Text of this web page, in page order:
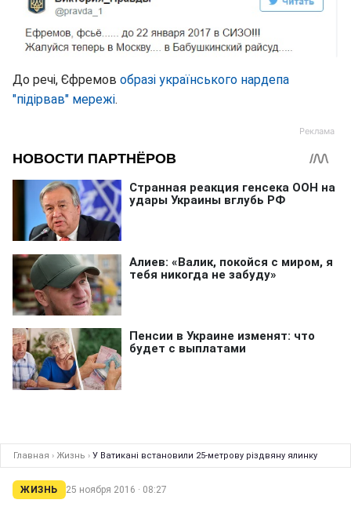
До речі, Єфремов образі українського нардепа
"підірвав" мережі.
Главная › Жизнь › У Ватикані встановили 25-метрову різдвяну ялинку
ЖИЗНЬ 25 ноября 2016 · 08:27